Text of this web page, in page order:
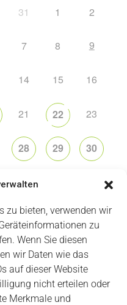
zu bieten, verwenden wir
zu
Wenn Sie diesen
wir Daten wie das
auf dieser Website
nicht erteilen oder
Merkmale und
31 1 2
7 8 9
14 15 16
21 22 23
28 29 30
4
Login